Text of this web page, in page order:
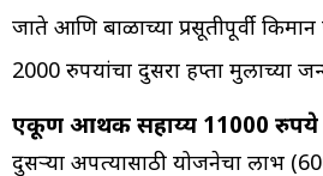
जाते आणि बाळाच्या प्रसूतीपूर्वी
2000 रुपयांचा दुसरा हप्ता मुलाच्या
एकूण आर्थिक सहाय्य 11000 रुपये
दुसऱ्या अपत्यासाठी योजनेचा लाभ